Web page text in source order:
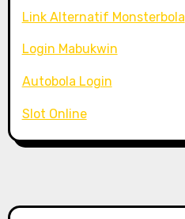
Link Alternatif Monsterbola
Login Mabukwin
Autobola Login
Slot Online